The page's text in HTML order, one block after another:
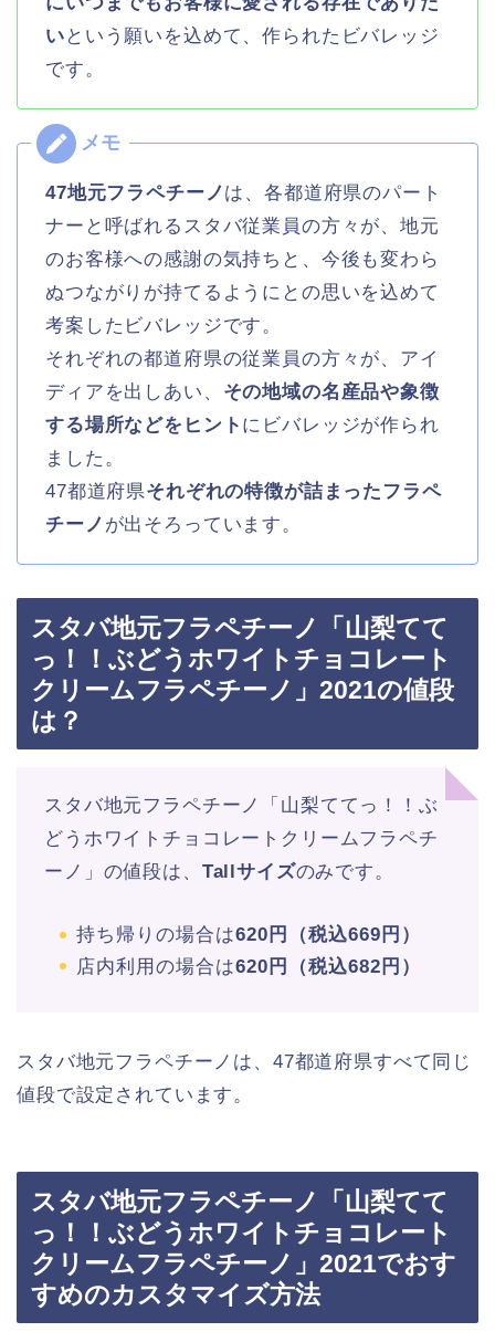
い という願いを込めて、作られたビバレッジ
です。
47地元フラペチーノは、各都道府県のパート
ナーと呼ばれるスタバ従業員の方々が、地元
のお客様への感謝の気持ちと、今後も変わら
ぬつながりが持てるようにとの思いを込めて
考案したビバレッジです。
それぞれの都道府県の従業員の方々が、アイ
ディアを出しあい、 その地域の名産品や象徴
する場所などをヒント にビバレッジが作られ
ました。
47都道府県それぞれの特徴が詰まったフラペ
チーノ が出そろっています。
スタバ地元フラペチーノ「山梨てて
っ！！ぶどうホワイトチョコレート
クリームフラペチーノ」2021の値段
は？
スタバ地元フラペチーノ「山梨ててっ！！ぶ
どうホワイトチョコレートクリームフラペチ
ーノ」の値段は、 Tallサイズのみです。
持ち帰りの場合は620円（税込669円）
店内利用の場合は620円（税込682円）
スタバ地元フラペチーノは、47都道府県すべて同じ
値段で設定されています。
スタバ地元フラペチーノ「山梨てて
っ！！ぶどうホワイトチョコレート
クリームフラペチーノ」2021でおす
すめのカスタマイズ方法